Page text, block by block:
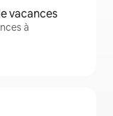
vacances
à